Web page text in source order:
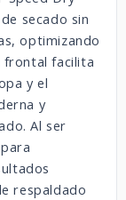
secado sin
optimizando
frontal facilita
y el
y
Al ser
respaldado